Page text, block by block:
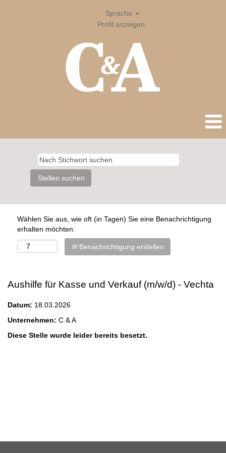
Sprache
Profil anzeigen
Wählen Sie aus, wie oft (in Tagen) Sie eine Benachrichtigung
erhalten möchten:
Benachrichtigung erstellen
Aushilfe für Kasse und Verkauf (m/w/d) - Vechta
Datum: 18.03.2026
Unternehmen: C & A
Diese Stelle wurde leider bereits besetzt.